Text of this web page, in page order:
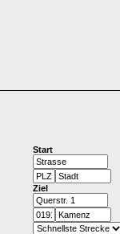
Start
Ziel